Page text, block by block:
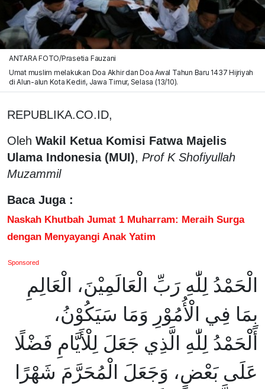
ANTARA FOTO/Prasetia Fauzani
Umat muslim melakukan Doa Akhir dan Doa Awal Tahun Baru 1437 Hijriyah
di Alun-alun Kota Kediri, Jawa Timur, Selasa (13/10).
REPUBLIKA.CO.ID,
Oleh Wakil Ketua Komisi Fatwa Majelis
Ulama Indonesia (MUI), Prof K Shofiyullah
Muzammil
Baca Juga :
Naskah Khutbah Jumat 1 Muharram: Meraih Surga
dengan Menyayangi Anak Yatim
Sponsored
الْحَمْدُ لِلّٰهِ رَبِّ الْعَالَمِيْنَ، الْعَالِمِ
بِمَا فِي الْأُمُوْرِ وَمَا سَيَكُوْنُ،
أَلْحَمْدُ لِلّٰهِ الَّذِي جَعَلَ لِلْأَيَّامِ فَضْلًا
عَلَى بَعْضٍ، وَجَعَلَ الْمُحَرَّمَ شَهْرًا